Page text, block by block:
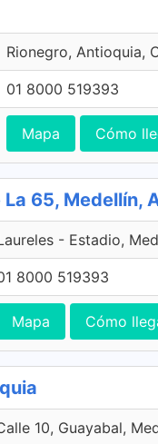
Rionegro, Antioquia,
01 8000 519393
Mapa Cómo
65, Medellín,
- Estadio,
8000 519393
Mapa Cómo
10, Guayabal,